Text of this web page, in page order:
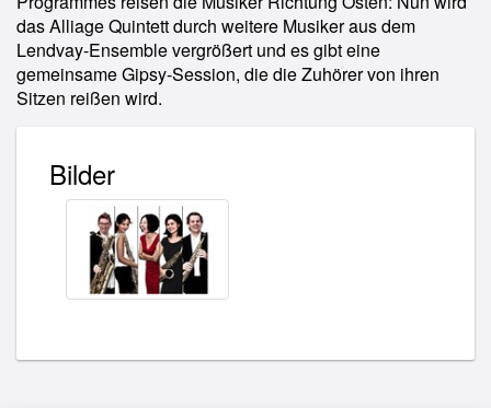
das Alliage Quintett durch weitere Musiker aus dem
Lendvay-Ensemble vergrößert und es gibt eine
gemeinsame Gipsy-Session, die die Zuhörer von ihren
Sitzen reißen wird.
Bilder